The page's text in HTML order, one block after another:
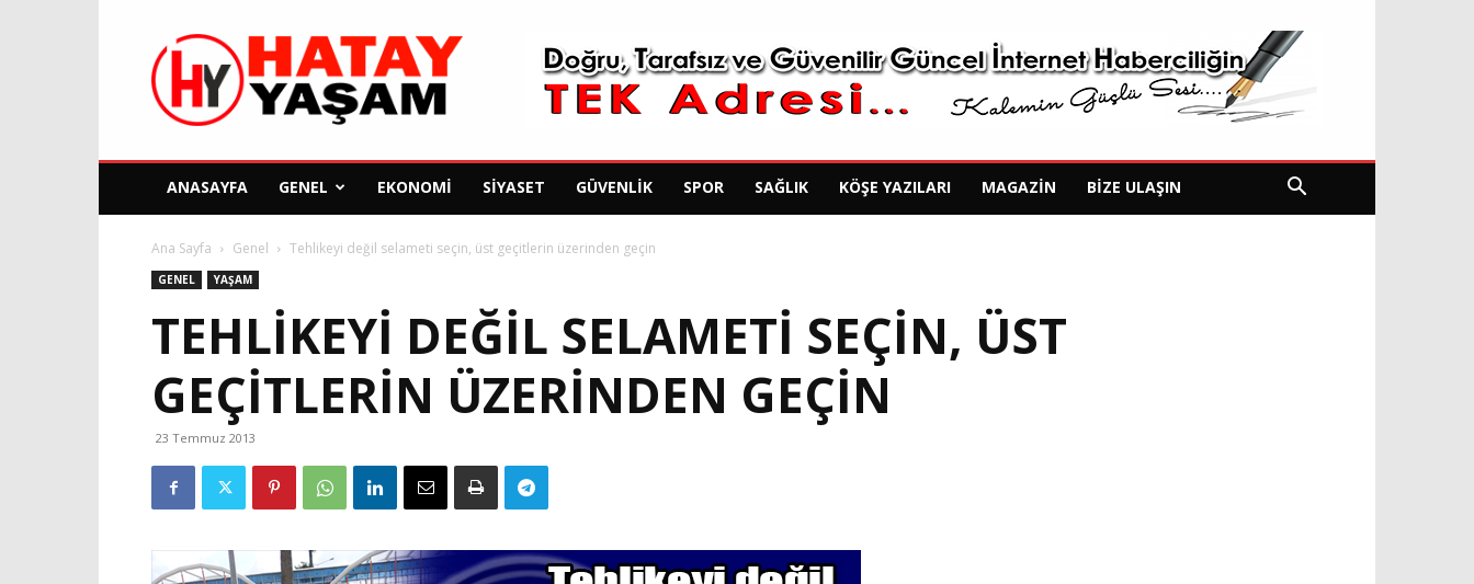
Hatay
Yaşam
Gazetesi
ANASAYFA GENEL EKONOMI SIYASET GÜVENLIK SPOR SAĞLIK KÖŞE YAZILARI MAGAZIN BIZE ULAŞIN
Ana Sayfa Genel Tehlikeyi değil selameti seçin, üst geçitlerin üzerinden geçin
GENEL YAŞAM
TEHLIKEYI DEĞIL SELAMETI SEÇIN, ÜST
GEÇITLERIN ÜZERINDEN GEÇIN
23 Temmuz 2013